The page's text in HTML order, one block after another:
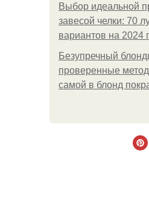
Выбор идеальной
завесой челки: 70
вариантов на 2024
Безупречный
проверенные
самой в блонд